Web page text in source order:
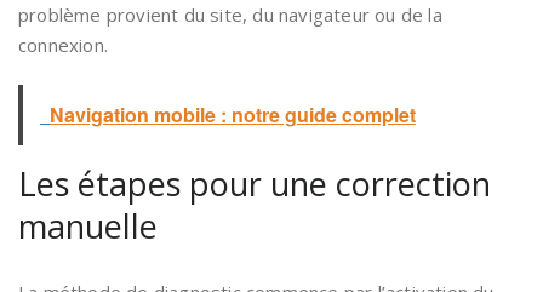
problème provient du site, du navigateur ou de la
connexion.
Navigation mobile : notre guide complet
Les étapes pour une correction
manuelle